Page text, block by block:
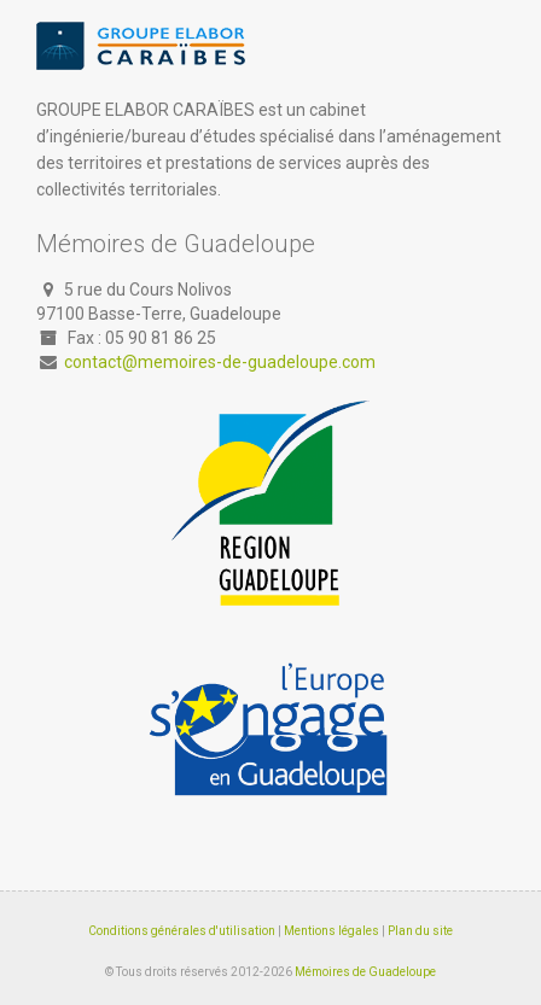
GROUPE ELABOR CARAÏBES est un cabinet
d’ingénierie/bureau d’études spécialisé dans l’aménagement
des territoires et prestations de services auprès des
collectivités territoriales.
Mémoires de Guadeloupe
5 rue du Cours Nolivos
97100 Basse-Terre, Guadeloupe
Fax : 05 90 81 86 25
contact@memoires-de-guadeloupe.com
Conditions générales d'utilisation Mentions légales Plan du site
© Tous droits réservés 2012-2026 Mémoires de Guadeloupe